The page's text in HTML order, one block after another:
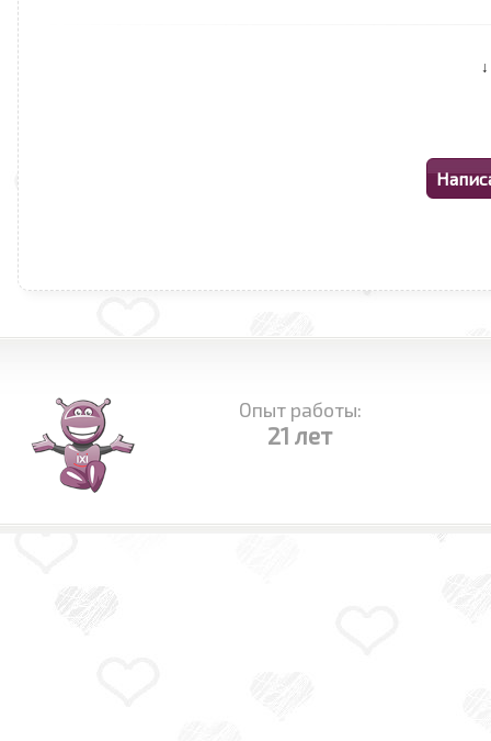
↓
Опыт работы:
21 лет